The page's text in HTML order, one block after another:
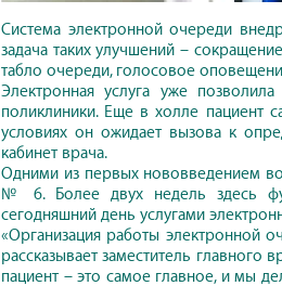
Система электронной очереди
задача таких улучшений –
табло очереди, голосовое
Электронная услуга уже
поликлиники. Еще в холле пациент
условиях он ожидает вызова к
кабинет врача.
Одними из первых нововведением
№ 6. Более двух недель здесь
сегодняшний день услугами
«Организация работы электронной
рассказывает заместитель
пациент – это самое главное, и мы